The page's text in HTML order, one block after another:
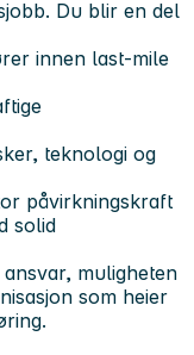
Du blir en del
innen last-mile
teknologi og
påvirkningskraft
solid
muligheten
som heier